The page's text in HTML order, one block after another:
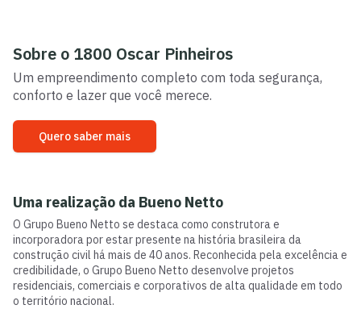
Sobre o 1800 Oscar Pinheiros
Um empreendimento completo com toda segurança,
conforto e lazer que você merece.
Quero saber mais
Uma realização da Bueno Netto
O Grupo Bueno Netto se destaca como construtora e
incorporadora por estar presente na história brasileira da
construção civil há mais de 40 anos. Reconhecida pela excelência e
credibilidade, o Grupo Bueno Netto desenvolve projetos
residenciais, comerciais e corporativos de alta qualidade em todo
o território nacional.